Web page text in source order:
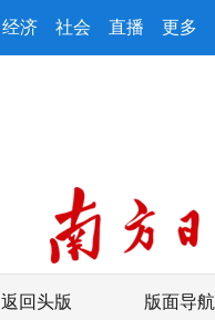
经济 社会 直播 更多
返回头版 版面导航